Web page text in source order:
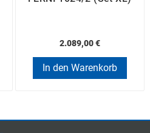
2.089,00 €
In den Warenkorb